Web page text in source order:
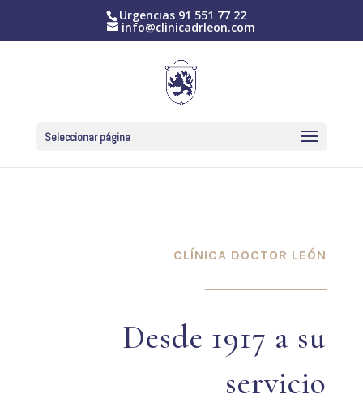
Urgencias 91 551 77 22
info@clinicadrleon.com
Seleccionar página
CLÍNICA DOCTOR LEÓN
Desde 1917 a su
servicio